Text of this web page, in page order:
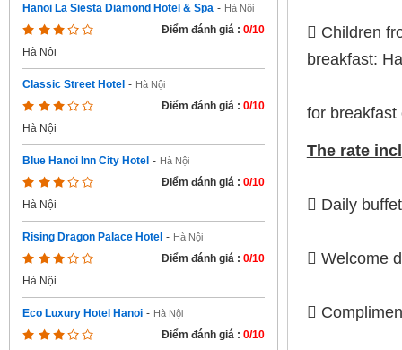
Hanoi La Siesta Diamond Hotel & Spa - Hà Nội
Điểm đánh giá : 0/10
Hà Nội
Classic Street Hotel - Hà Nội
Điểm đánh giá : 0/10
Hà Nội
Blue Hanoi Inn City Hotel - Hà Nội
Điểm đánh giá : 0/10
Hà Nội
Rising Dragon Palace Hotel - Hà Nội
Điểm đánh giá : 0/10
Hà Nội
Eco Luxury Hotel Hanoi - Hà Nội
Điểm đánh giá : 0/10
 Children
breakfast:
for breakfast
The rate
 Daily
 Welcome
